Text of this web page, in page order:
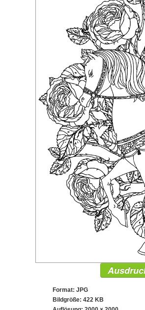
Format: JPG
Bildgröße: 422 KB